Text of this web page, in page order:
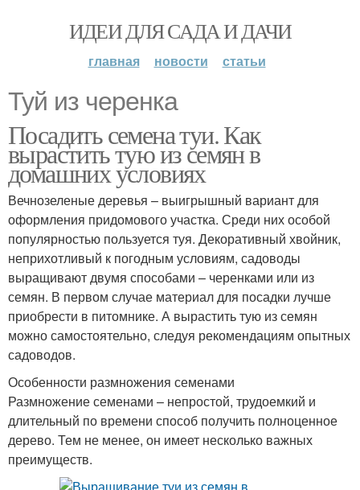
ИДЕИ ДЛЯ САДА И ДАЧИ
главная новости статьи
Туй из черенка
Посадить семена туи. Как
вырастить тую из семян в
домашних условиях
Вечнозеленые деревья – выигрышный вариант для
оформления придомового участка. Среди них особой
популярностью пользуется туя. Декоративный хвойник,
неприхотливый к погодным условиям, садоводы
выращивают двумя способами – черенками или из
семян. В первом случае материал для посадки лучше
приобрести в питомнике. А вырастить тую из семян
можно самостоятельно, следуя рекомендациям опытных
садоводов.
Особенности размножения семенами
Размножение семенами – непростой, трудоемкий и
длительный по времени способ получить полноценное
дерево. Тем не менее, он имеет несколько важных
преимуществ.